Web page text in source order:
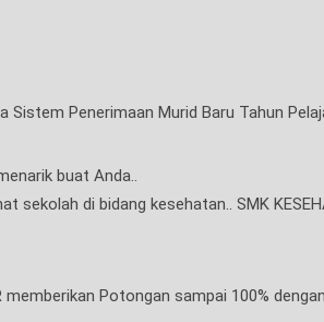
Sistem Penerimaan Murid Baru Tahun
buat Anda..
sekolah di bidang kesehatan.. SMK
memberikan Potongan sampai 100%